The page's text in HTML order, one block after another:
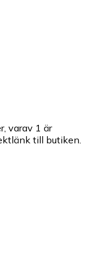
varav 1 är
till butiken.